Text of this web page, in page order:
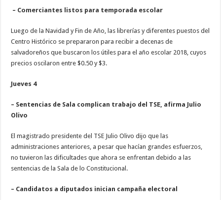
– Comerciantes listos para temporada escolar
Luego de la Navidad y Fin de Año, las librerías y diferentes puestos del
Centro Histórico se prepararon para recibir a decenas de
salvadoreños que buscaron los útiles para el año escolar 2018, cuyos
precios oscilaron entre $0.50 y $3.
Jueves 4
– Sentencias de Sala complican trabajo del TSE, afirma Julio
Olivo
El magistrado presidente del TSE Julio Olivo dijo que las
administraciones anteriores, a pesar que hacían grandes esfuerzos,
no tuvieron las dificultades que ahora se enfrentan debido a las
sentencias de la Sala de lo Constitucional.
– Candidatos a diputados inician campaña electoral